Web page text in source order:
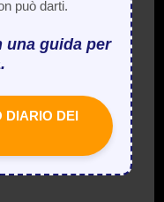
può darti.
una guida per
DIARIO DEI